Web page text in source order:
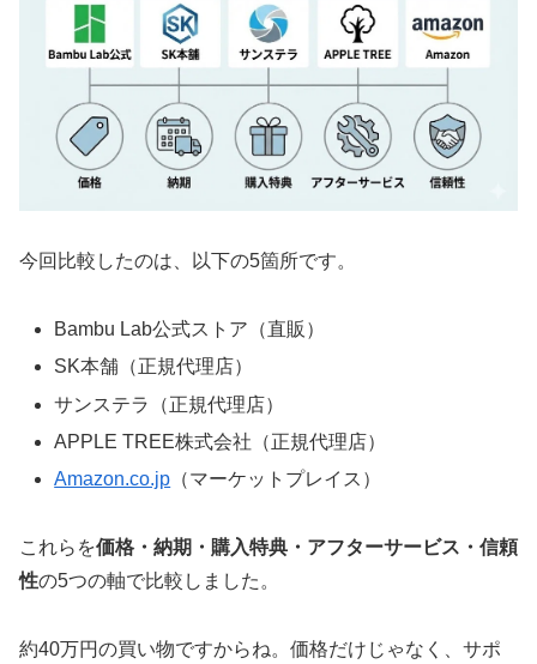
今回比較したのは、以下の5箇所です。
Bambu Lab公式ストア（直販）
SK本舗（正規代理店）
サンステラ（正規代理店）
APPLE TREE株式会社（正規代理店）
Amazon.co.jp （マーケットプレイス）
これらを価格・納期・購入特典・アフターサービス・信頼
性の5つの軸で比較しました。
約40万円の買い物ですからね。価格だけじゃなく、サポ